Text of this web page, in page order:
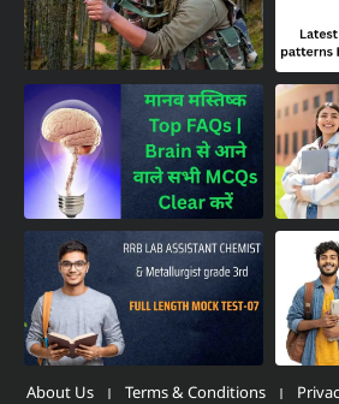
About Us Terms & Conditions